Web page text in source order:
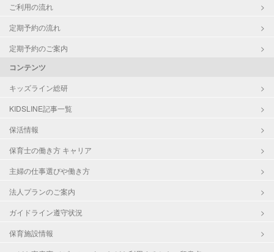
ご利用の流れ
定期予約の流れ
定期予約のご案内
コンテンツ
キッズライン総研
KIDSLINE記事一覧
保活情報
保育士の働き方 キャリア
主婦の仕事選びや働き方
法人プランのご案内
ガイドライン遵守状況
保育施設情報